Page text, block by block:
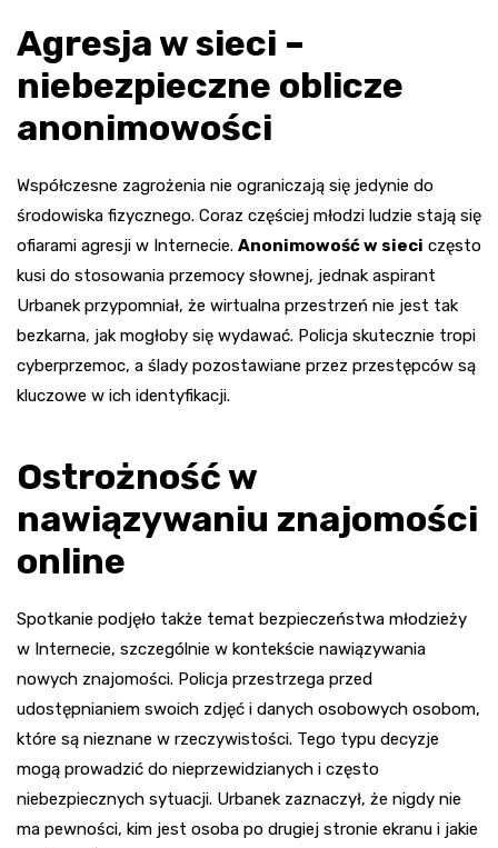
Agresja w sieci –
niebezpieczne oblicze
anonimowości
Współczesne zagrożenia nie ograniczają się jedynie do
środowiska fizycznego. Coraz częściej młodzi ludzie stają się
ofiarami agresji w Internecie. Anonimowość w sieci często
kusi do stosowania przemocy słownej, jednak aspirant
Urbanek przypomniał, że wirtualna przestrzeń nie jest tak
bezkarna, jak mogłoby się wydawać. Policja skutecznie tropi
cyberprzemoc, a ślady pozostawiane przez przestępców są
kluczowe w ich identyfikacji.
Ostrożność w
nawiązywaniu znajomości
online
Spotkanie podjęło także temat bezpieczeństwa młodzieży
w Internecie, szczególnie w kontekście nawiązywania
nowych znajomości. Policja przestrzega przed
udostępnianiem swoich zdjęć i danych osobowych osobom,
które są nieznane w rzeczywistości. Tego typu decyzje
mogą prowadzić do nieprzewidzianych i często
niebezpiecznych sytuacji. Urbanek zaznaczył, że nigdy nie
ma pewności, kim jest osoba po drugiej stronie ekranu i jakie